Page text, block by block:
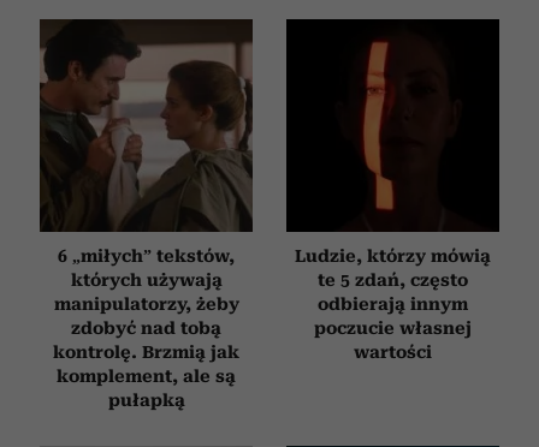
6 „miłych” tekstów,
których używają
manipulatorzy, żeby
zdobyć nad tobą
kontrolę. Brzmią jak
komplement, ale są
pułapką
Ludzie, którzy mówią
te 5 zdań, często
odbierają innym
poczucie własnej
wartości